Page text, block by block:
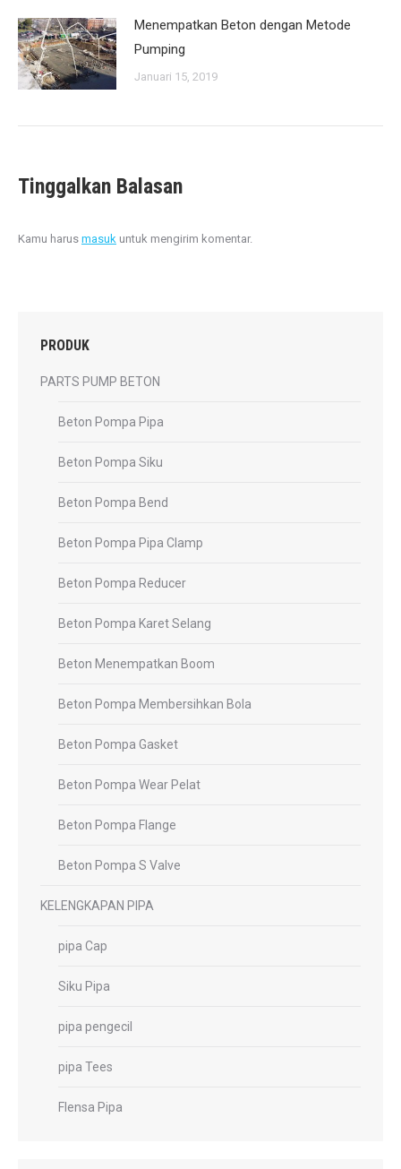
Menempatkan Beton dengan Metode
Pumping
Januari 15, 2019
Tinggalkan Balasan
Kamu harus masuk untuk mengirim komentar.
PRODUK
PARTS PUMP BETON
Beton Pompa Pipa
Beton Pompa Siku
Beton Pompa Bend
Beton Pompa Pipa Clamp
Beton Pompa Reducer
Beton Pompa Karet Selang
Beton Menempatkan Boom
Beton Pompa Membersihkan Bola
Beton Pompa Gasket
Beton Pompa Wear Pelat
Beton Pompa Flange
Beton Pompa S Valve
KELENGKAPAN PIPA
pipa Cap
Siku Pipa
pipa pengecil
pipa Tees
Flensa Pipa